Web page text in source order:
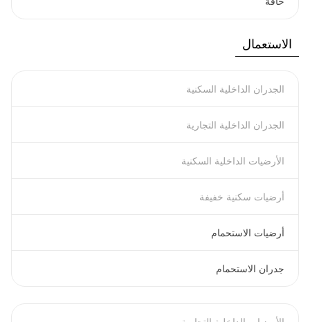
الاستعمال
الجدران الداخلية السكنية
الجدران الداخلية التجارية
الأرضيات الداخلية السكنية
أرضيات سكنية خفيفة
أرضيات الاستحمام
جدران الاستحمام